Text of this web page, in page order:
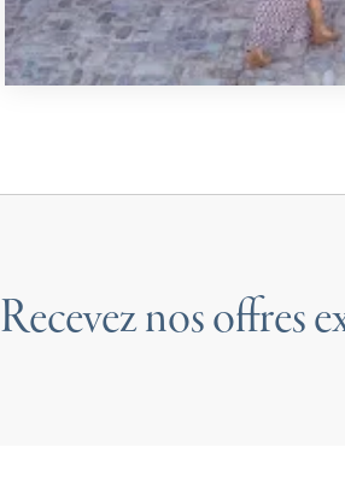
Recevez nos offres